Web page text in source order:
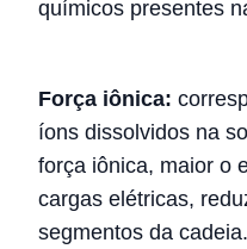
químicos presentes
Força iônica:
íons dissolvidos na
força iônica, maior o
cargas elétricas,
segmentos da cadeia.